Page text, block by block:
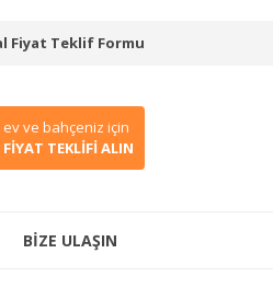
Fiyat Teklif Formu
ev ve bahçeniz için
FİYAT TEKLİFİ ALIN
BİZE ULAŞIN